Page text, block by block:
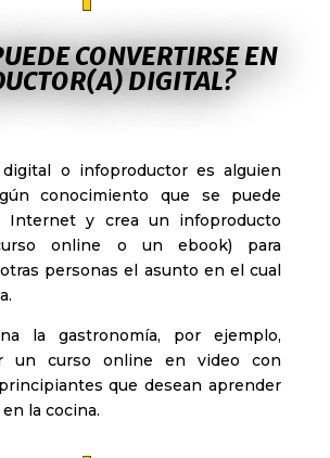
CONVERTIRSE EN
DIGITAL?
o infoproductor es alguien
conocimiento que se puede
Internet y crea un infoproducto
online o un ebook) para
personas el asunto en el cual
la gastronomía, por ejemplo,
un curso online en video con
que desean aprender
la cocina.